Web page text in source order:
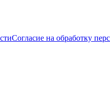
Согласие на обработку